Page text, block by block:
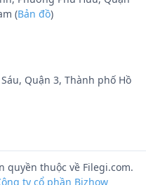
(Bản đồ)
Quận 3, Thành phố Hồ
quyền thuộc về Filegi.com.
ty cổ phần Bizhow